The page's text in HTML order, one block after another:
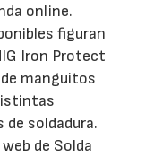
online.
figuran
Iron Protect
manguitos
soldadura.
de Solda